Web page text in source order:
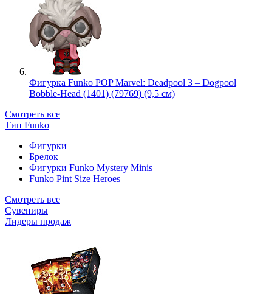
Фигурка Funko POP Marvel: Deadpool 3 – Dogpool
Bobble-Head (1401) (79769) (9,5 см)
Смотреть все
Тип Funko
Фигурки
Брелок
Фигурки Funko Mystery Minis
Funko Pint Size Heroes
Смотреть все
Сувениры
Лидеры продаж